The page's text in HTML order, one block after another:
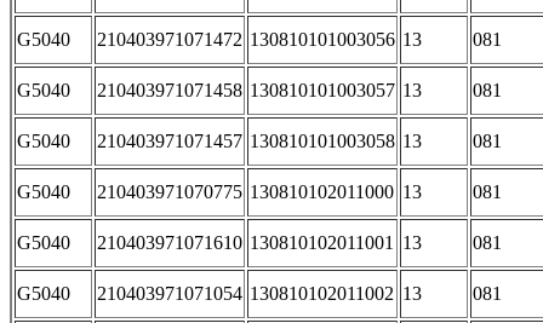
G5040 210403971071472 130810101003056 13 081
G5040 210403971071458 130810101003057 13 081
G5040 210403971071457 130810101003058 13 081
G5040 210403971070775 130810102011000 13 081
G5040 210403971071610 130810102011001 13 081
G5040 210403971071054 130810102011002 13 081